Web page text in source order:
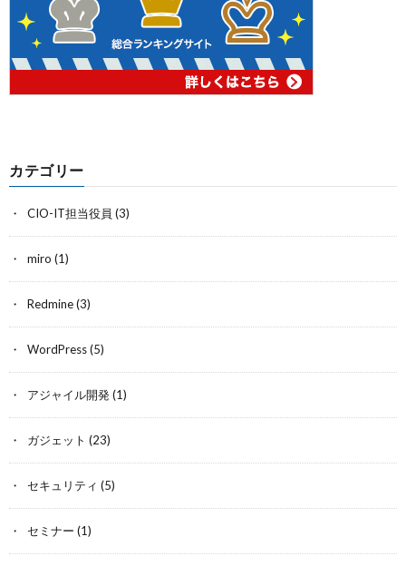
カテゴリー
CIO-IT担当役員 (3)
miro (1)
Redmine(3)
WordPress(5)
アジャイル開発(1)
ガジェット (23)
セキュリティ (5)
セミナー (1)